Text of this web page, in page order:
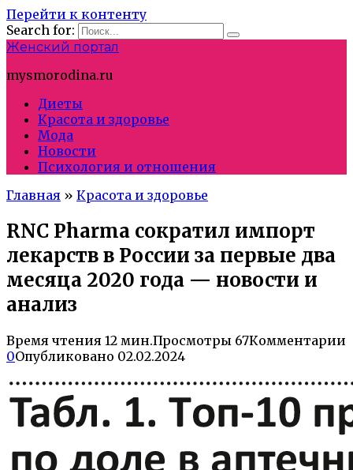
Перейти к контенту
Search for:
Женский портал
mysmorodina.ru
Диеты
Красота и здоровье
Мода
Новости
Психология и отношения
Главная » Красота и здоровье
RNC Pharma сократил импорт
лекарств в России за первые два
месяца 2020 года — новости и
анализ
Время чтения 12 мин.Просмотры 67Комментарии
0Опубликовано 02.02.2024